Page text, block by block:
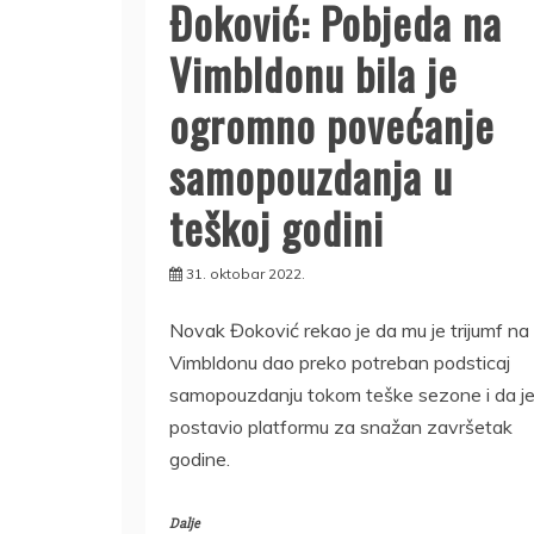
Đoković: Pobjeda na
Vimbldonu bila je
ogromno povećanje
samopouzdanja u
teškoj godini
31. oktobar 2022.
Novak Đoković rekao je da mu je trijumf na
Vimbldonu dao preko potreban podsticaj
samopouzdanju tokom teške sezone i da je
postavio platformu za snažan završetak
godine.
Dalje